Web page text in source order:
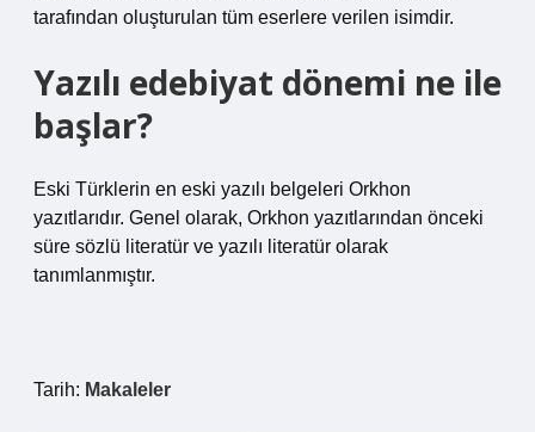
tarafından oluşturulan tüm eserlere verilen isimdir.
Yazılı edebiyat dönemi ne ile
başlar?
Eski Türklerin en eski yazılı belgeleri Orkhon
yazıtlarıdır. Genel olarak, Orkhon yazıtlarından önceki
süre sözlü literatür ve yazılı literatür olarak
tanımlanmıştır.
Tarih: Makaleler